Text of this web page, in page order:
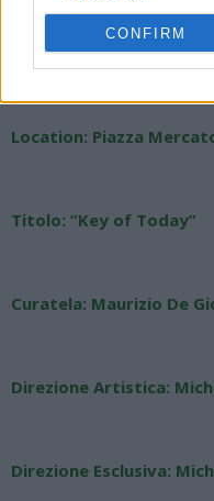
CONFIRM
Artista: Milot
Location: Piazza
Titolo: ”Key of Today”
Curatela: Maurizio De
Direzione Artistica:
Direzione Esclusiva: